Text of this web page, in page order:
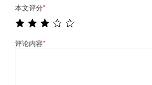
本文评分*
评论内容*